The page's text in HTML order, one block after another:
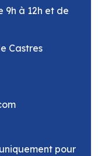
à 12h et de
Castres
pour